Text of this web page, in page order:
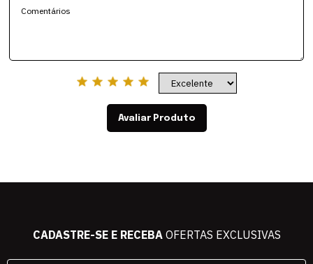
Avaliar Produto
CADASTRE-SE E RECEBAOFERTAS EXCLUSIVAS